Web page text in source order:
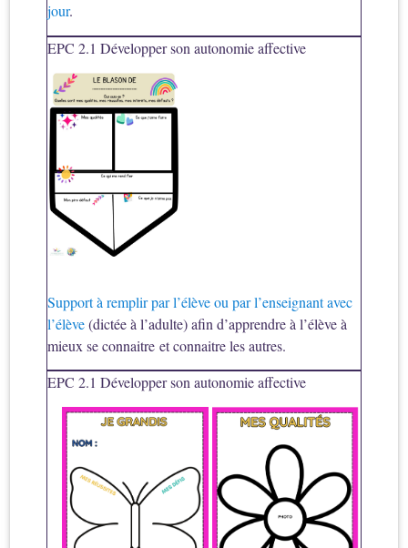
jour.
EPC 2.1 Développer son autonomie affective
Support à remplir par l’élève ou par l’enseignant avec
l’élève(dictée à l’adulte) afin d’apprendre à l’élève à
mieux se connaitre et connaitre les autres.
EPC 2.1 Développer son autonomie affective